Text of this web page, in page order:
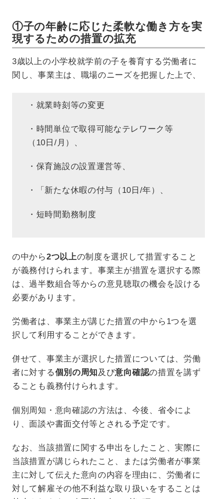
①子の年齢に応じた柔軟な働き方を実
現するための措置の拡充
3歳以上の小学校就学前の子を養育する労働者に
関し、事業主は、職場のニーズを把握した上で、
・就業時刻等の変更
・時間単位で取得可能なテレワーク等
（10日/月）、
・保育施設の設置運営等、
・「新たな休暇の付与（10日/年）、
・短時間勤務制度
の中から2つ以上の制度を選択して措置すること
が義務付けられます。事業主が措置を選択する際
は、過半数組合等からの意見聴取の機会を設ける
必要があります。
労働者は、事業主が講じた措置の中から1つを選
択して利用することができます。
併せて、事業主が選択した措置については、労働
者に対する個別の周知及び意向確認の措置を講ず
ることも義務付けられます。
個別周知・意向確認の方法は、今後、省令によ
り、面談や書面交付等とされる予定です。
なお、当該措置に関する申出をしたこと、実際に
当該措置が講じられたこと、または労働者が事業
主に対して伝えた意向の内容を理由に、労働者に
対して解雇その他不利益な取り扱いをすることは